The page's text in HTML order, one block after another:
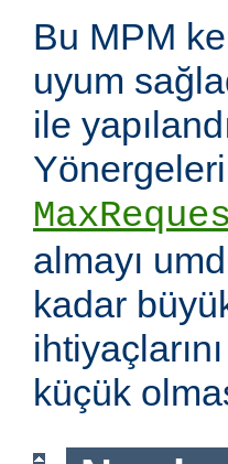
Bu MPM
uyum
ile
almayı
kadar
küçük